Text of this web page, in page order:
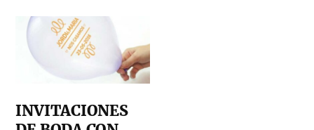
INVITACIONES